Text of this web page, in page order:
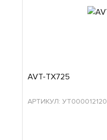
AVT-TX725
АРТИКУЛ: УТ000012120